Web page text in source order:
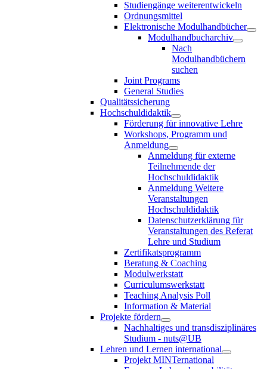
Studiengänge weiterentwickeln
Ordnungsmittel
Elektronische Modulhandbücher
Modulhandbucharchiv
Nach
Modulhandbüchern
suchen
Joint Programs
General Studies
Qualitätssicherung
Hochschuldidaktik
Förderung für innovative Lehre
Workshops, Programm und
Anmeldung
Anmeldung für externe
Teilnehmende der
Hochschuldidaktik
Anmeldung Weitere
Veranstaltungen
Hochschuldidaktik
Datenschutzerklärung für
Veranstaltungen des Referat
Lehre und Studium
Zertifikatsprogramm
Beratung & Coaching
Modulwerkstatt
Curriculumswerkstatt
Teaching Analysis Poll
Information & Material
Projekte fördern
Nachhaltiges und transdisziplinäres
Studium - nuts@UB
Lehren und Lernen international
Projekt MINTernational